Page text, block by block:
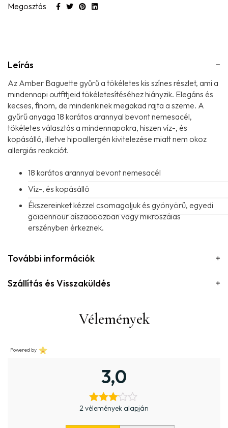
Megosztás
Leírás
Az Amber Baguette gyűrű a tökéletes kis színes részlet, ami a
mindennapi outfitjeid tökéletesítéséhez hiányzik. Elegáns és
kecses, finom, de mindenkinek megakad rajta a szeme. A
gyűrű anyaga 18 karátos arannyal bevont nemesacél,
tökéletes választás a mindennapokra, hiszen víz-, és
kopásálló, illetve hipoallergén kivitelezése miatt nem okoz
allergiás reakciót.
18 karátos arannyal bevont nemesacél
Víz-, és kopásálló
Ékszereinket kézzel csomagoljuk és gyönyörű, egyedi
goldenhour díszdobozban vagy mikroszálas
erszényben érkeznek.
További információk
Szállítás és Visszaküldés
Vélemények
Powered by
3,0
2 vélemények alapján